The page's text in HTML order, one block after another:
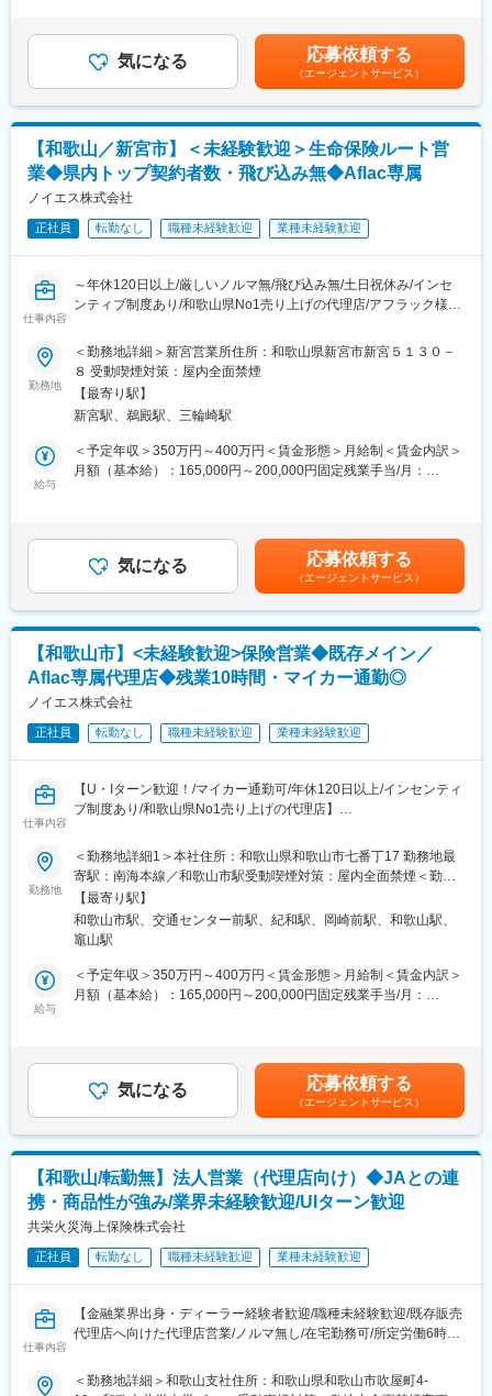
■企業の特徴／魅力：
・2007年10月1日に、日本郵政公社の民営・分社化により誕生。
「日本郵政グループ」の生命保険業を担っています。
・簡易生命保険の「簡易な手続きで、国民の基礎的生活手段を保
障する」という社会的使命を受け継いでいます。
・前身である簡易生命保険から数えて2016年10月に100周年を迎
え、更なるお客さまサービス・企業価値の向上に向けた戦略的施
策を展開しています。
変更の範囲：当社がエリア基幹職（企画・法人営業コース）の業
務として規定する業務全般
ます。
個人営業8割：法人営業2割
(法人顧客は官公庁・商工会議所・繋がりのある企業様等)
当社の保険営業のスタイルは数字にこだわるのではなくお客様の
ためになる提案を行うことを重視しているので、数字に追われて
無茶な提案をしなければならないといったことはありません。
ご友人の方などを勧誘していただくこともありません。
※飛び込み営業はありません。
■組織構成：
60代2名／50代2名／30代2名／20代2名 ＜社風＞ 穏やかで面倒見
の良い社員が多く、勤続10年以上の社員も多数在籍しています。
■教育環境：
・保険販売員登録のため、約2か月間は研修を実施。
・研修終了後も、勤続10年以上のベテラン社員が独り立ちまでし
っかりとサポートいたします。
ずに働いていただけます。
■当社の魅力：
＜安定性＞
全国トップクラスの代理店で、契約者数も豊富な為、100％ルー
ト営業となり、新規獲得の営業活動はございません。
＜営業費用は会社負担＞
同業界での営業ポジションは営業にかかる費用（粗品、会社携
帯、ガソリン代、社用車、駐車場費を個人負担することが多い
中、当社では全て会社負担となります。
ク）が日本で生命保険販売を開始した翌年に専業代理店として創
業いたしました。
年収はインセンティブを含んだ年収となります。※入社後すぐでも
基本売り上げが付きやすいため上記年収となります。■賞与：固定
賞与(7月、12月)＋変動賞与2回賃金はあくまでも目安の金額であ
り、選考を通じて上下する可能性があります。月給(月額)は固定手
当を含めた表記です。
気になる 応募依頼する
（エージェントサービス）
【和歌山／新宮市】＜未経験歓迎＞生命保険ルート営
業◆県内トップ契約者数・飛び込み無◆Aflac専属
ノイエス株式会社
正社員 転勤なし 職種未経験歓迎 業種未経験歓迎
仕事内容
～年休120日以上/厳しいノルマ無/飛び込み無/土日祝休み/インセ
ンティブ制度あり/和歌山県No1売り上げの代理店/アフラック様専
■業務内容：
アフラック生命保険の代理店の当社で、主に個人の方へ保険商品
の提案営業を行っていただきます。
■業務詳細：
・個人のお客様へ新規保険商品の紹介
ます。
個人営業8割：法人営業2割
(法人顧客は官公庁・商工会議所・繋がりのある企業様等)
当社の保険営業のスタイルは数字にこだわるのではなくお客様の
ためになる提案を行うことを重視しているので、数字に追われて
無茶な提案をしなければならないといったことはありません。
ご友人の方などを勧誘していただくこともありません。
※飛び込み営業はありません。
■組織構成：
60代2名／50代2名／30代2名／20代2名 ＜社風＞ 穏やかで面倒見
の良い社員が多く、勤続10年以上の社員も多数在籍しています。
■教育環境：
・保険販売員登録のため、約2か月間は研修を実施。
・研修終了後も、勤続10年以上のベテラン社員が独り立ちまでし
っかりとサポートいたします。
・1週間に一度は面談を実施しているので、仕事の不安などを抱え
■未経験からご入社された方多数：
＜安定性＞
全国トップクラスの代理店で、契約者数も豊富な為、100％ルー
ト営業となり、新規獲得の営業活動はございません。
＜営業費用は会社負担＞
同業界での営業ポジションは営業にかかる費用（粗品、会社携
帯、ガソリン代、社用車、駐車場費を個人負担することが多い
中、当社では全て会社負担となります。
■当社について：
業いたしました。
勤務地
＜勤務地詳細＞新宮営業所住所：和歌山県新宮市新宮５１３０－
８ 受動喫煙対策：屋内全面禁煙
【最寄り駅】
新宮駅、鵜殿駅、三輪崎駅
給与
＜予定年収＞350万円～400万円＜賃金形態＞月給制＜賃金内訳＞
月額（基本給）：165,000円～200,000円固定残業手当/月：
年収はインセンティブを含んだ年収となります。※入社後すぐでも
基本売り上げが付きやすいため上記年収となります。■賞与：固定
賞与(7月、12月)＋変動賞与2回賃金はあくまでも目安の金額であ
り、選考を通じて上下する可能性があります。月給(月額)は固定手
当を含めた表記です。
気になる 応募依頼する
（エージェントサービス）
【和歌山市】<未経験歓迎>保険営業◆既存メイン／
Aflac専属代理店◆残業10時間・マイカー通勤◎
ノイエス株式会社
正社員 転勤なし 職種未経験歓迎 業種未経験歓迎
仕事内容
【U・Iターン歓迎！/マイカー通勤可/年休120日以上/インセンティ
ブ制度あり/和歌山県No1売り上げの代理店】
■業務内容：
アフラック生命保険の代理店の当社で、主に個人の方へ保険商品
の提案営業を行っていただきます。
個人宅や顧客の勤務先へ伺っていただき、ご提案をお願いいたし
ます。
※和歌山県トップ級クラスの契約者数により、飛び込み営業はあり
ません。
個人8割：法人2割(法人顧客は官公庁・商工会議所・繋がりのある
企業様等)
重視しています。
契約者数も和歌山県内トップクラスのためご友人の方などを勧誘
していただくこともありません。
■組織構成：
60代2名／50代2名／30代2名／20代2名
＜社風＞
穏やかで面倒見の良い社員が多く、勤続10年以上の社員も多数在
籍しています。
・保険販売員登録のため、約2か月間は研修を受けていただきま
勤務地
＜勤務地詳細1＞本社住所：和歌山県和歌山市七番丁17 勤務地最
寄駅：南海本線／和歌山市駅受動喫煙対策：屋内全面禁煙＜勤務
地詳細2＞和歌山営業所住所：和歌山県和歌山市冬野129-2 受動喫
煙対策：屋内全面禁煙
【最寄り駅】
和歌山市駅、交通センター前駅、紀和駅、岡崎前駅、和歌山駅、
竈山駅
給与
＜予定年収＞350万円～400万円＜賃金形態＞月給制＜賃金内訳＞
月額（基本給）：165,000円～200,000円固定残業手当/月：
年収はインセンティブを含んだ年収となります。※入社後すぐでも
基本売り上げが付きやすいため上記年収となります。■賞与：固定
賞与(7月、12月)＋変動賞与2回賃金はあくまでも目安の金額であ
り、選考を通じて上下する可能性があります。月給(月額)は固定手
当を含めた表記です。
気になる 応募依頼する
（エージェントサービス）
【和歌山/転勤無】法人営業（代理店向け）◆JAとの連
携・商品性が強み/業界未経験歓迎/UIターン歓迎
共栄火災海上保険株式会社
正社員 転勤なし 職種未経験歓迎 業種未経験歓迎
仕事内容
【金融業界出身・ディーラー経験者歓迎/職種未経験歓迎/既存販売
代理店へ向けた代理店営業/ノルマ無し/在宅勤務可/所定労働6時間
■業務内容：
代理店営業として販売代理店への商品説明や営業活動の指導・戦
＜勤務地詳細＞和歌山支社住所：和歌山県和歌山市吹屋町4-